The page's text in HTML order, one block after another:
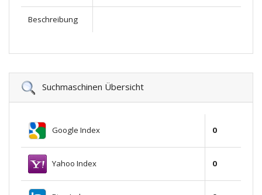
Beschreibung
Suchmaschinen Übersicht
Google Index 0
Yahoo Index 0